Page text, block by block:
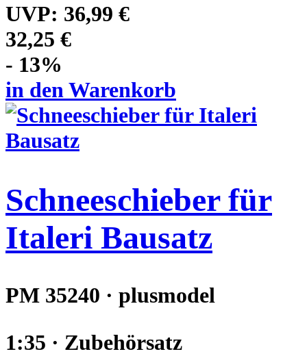
UVP: 36,99 €
32,25 €
- 13%
in den Warenkorb
Schneeschieber für
Italeri Bausatz
PM 35240 · plusmodel
1:35 · Zubehörsatz